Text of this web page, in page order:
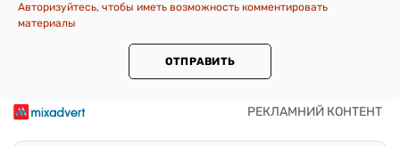
Авторизуйтесь, чтобы иметь возможность комментировать
материалы
ОТПРАВИТЬ